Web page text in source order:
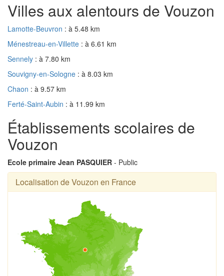
Villes aux alentours de Vouzon
Lamotte-Beuvron : à 5.48 km
Ménestreau-en-Villette : à 6.61 km
Sennely : à 7.80 km
Souvigny-en-Sologne : à 8.03 km
Chaon : à 9.57 km
Ferté-Saint-Aubin : à 11.99 km
Établissements scolaires de
Vouzon
Ecole primaire Jean PASQUIER - Public
Localisation de Vouzon en France